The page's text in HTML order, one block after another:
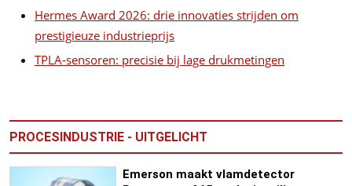
Hermes Award 2026: drie innovaties strijden om
prestigieuze industrieprijs
TPLA-sensoren: precisie bij lage drukmetingen
PROCESINDUSTRIE - UITGELICHT
Emerson maakt vlamdetector